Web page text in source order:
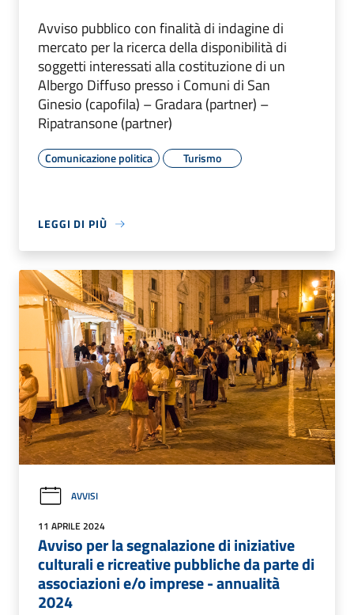
Avviso pubblico con finalità di indagine di
mercato per la ricerca della disponibilità di
soggetti interessati alla costituzione di un
Albergo Diffuso presso i Comuni di San
Ginesio (capofila) – Gradara (partner) –
Ripatransone (partner)
Comunicazione politica Turismo
LEGGI DI PIÙ
AVVISI
11 APRILE 2024
Avviso per la segnalazione di iniziative
culturali e ricreative pubbliche da parte di
associazioni e/o imprese - annualità
2024